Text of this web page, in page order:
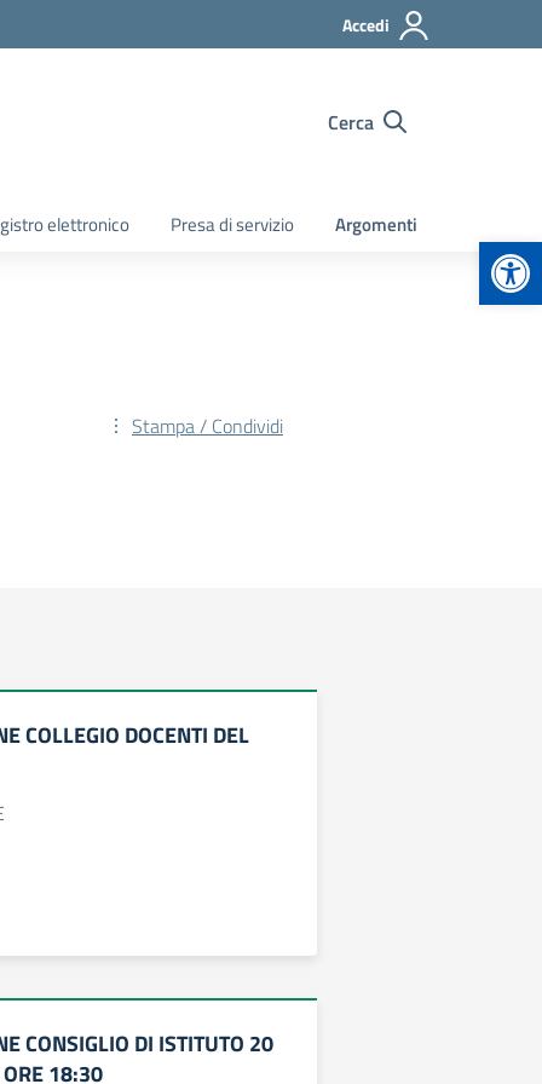
Accedi
Cerca
elettronico Presa di servizio Argomenti
Stampa / Condividi
COLLEGIO DOCENTI DEL
CONSIGLIO DI ISTITUTO 20
18:30